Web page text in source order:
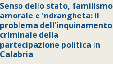
Senso dello stato, familismo
amorale e 'ndrangheta: il
problema dell'inquinamento
criminale della
partecipazione politica in
Calabria